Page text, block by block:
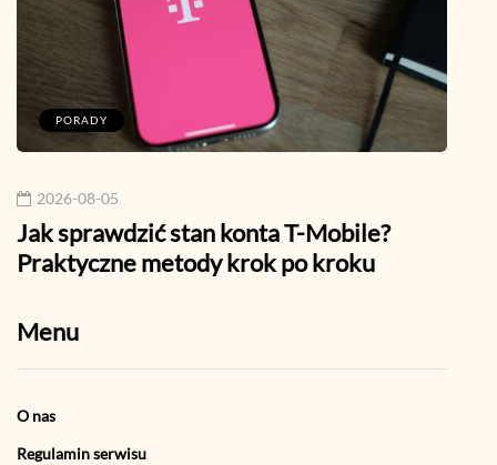
PORADY
2026-08-05
Jak sprawdzić stan konta T-Mobile?
Praktyczne metody krok po kroku
Menu
O nas
Regulamin serwisu